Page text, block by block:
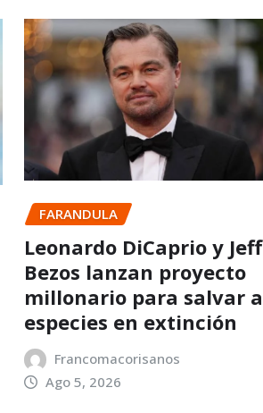
FARANDULA
Leonardo DiCaprio y Jeff
Bezos lanzan proyecto
millonario para salvar a
especies en extinción
Francomacorisanos
Ago 5, 2026